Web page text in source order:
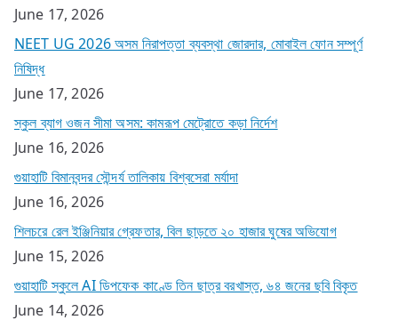
June 17, 2026
NEET UG 2026 অসম নিরাপত্তা ব্যবস্থা জোরদার, মোবাইল ফোন সম্পূর্ণ
নিষিদ্ধ
June 17, 2026
স্কুল ব্যাগ ওজন সীমা অসম: কামরূপ মেট্রোতে কড়া নির্দেশ
June 16, 2026
গুয়াহাটি বিমানবন্দর সৌন্দর্য তালিকায় বিশ্বসেরা মর্যাদা
June 16, 2026
শিলচরে রেল ইঞ্জিনিয়ার গ্রেফতার, বিল ছাড়তে ২০ হাজার ঘুষের অভিযোগ
June 15, 2026
গুয়াহাটি স্কুলে AI ডিপফেক কাণ্ডে তিন ছাত্র বরখাস্ত, ৬৪ জনের ছবি বিকৃত
June 14, 2026